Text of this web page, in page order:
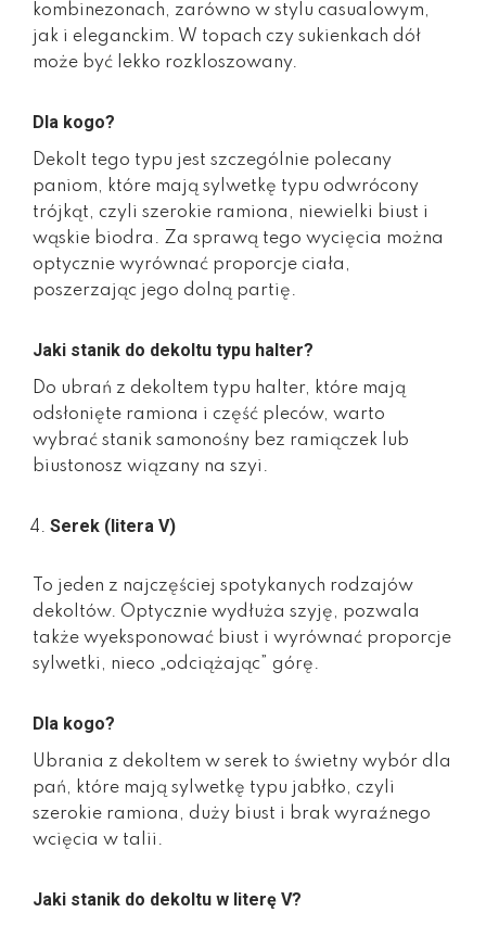
kombinezonach, zarówno w stylu casualowym,
jak i eleganckim. W topach czy sukienkach dół
może być lekko rozkloszowany.
Dla kogo?
Dekolt tego typu jest szczególnie polecany
paniom, które mają sylwetkę typu odwrócony
trójkąt, czyli szerokie ramiona, niewielki biust i
wąskie biodra. Za sprawą tego wycięcia można
optycznie wyrównać proporcje ciała,
poszerzając jego dolną partię.
Jaki stanik do dekoltu typu halter?
Do ubrań z dekoltem typu halter, które mają
odsłonięte ramiona i część pleców, warto
wybrać stanik samonośny bez ramiączek lub
biustonosz wiązany na szyi.
Serek (litera V)
To jeden z najczęściej spotykanych rodzajów
dekoltów. Optycznie wydłuża szyję, pozwala
także wyeksponować biust i wyrównać proporcje
sylwetki, nieco „odciążając” górę.
Dla kogo?
Ubrania z dekoltem w serek to świetny wybór dla
pań, które mają sylwetkę typu jabłko, czyli
szerokie ramiona, duży biust i brak wyraźnego
wcięcia w talii.
Jaki stanik do dekoltu w literę V?